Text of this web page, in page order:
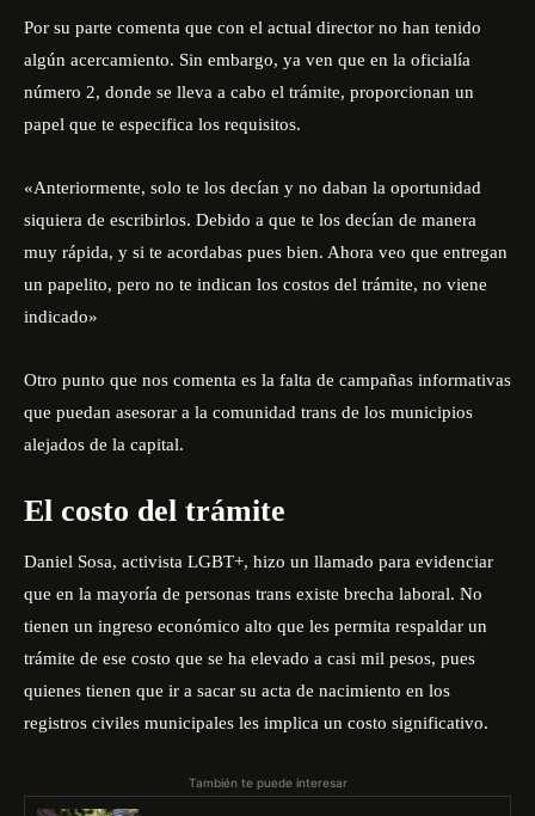
Por su parte comenta que con el actual director no han tenido
algún acercamiento. Sin embargo, ya ven que en la oficialía
número 2, donde se lleva a cabo el trámite, proporcionan un
papel que te especifica los requisitos.
«Anteriormente, solo te los decían y no daban la oportunidad
siquiera de escribirlos. Debido a que te los decían de manera
muy rápida, y si te acordabas pues bien. Ahora veo que entregan
un papelito, pero no te indican los costos del trámite, no viene
indicado»
Otro punto que nos comenta es la falta de campañas informativas
que puedan asesorar a la comunidad trans de los municipios
alejados de la capital.
El costo del trámite
Daniel Sosa, activista LGBT+, hizo un llamado para evidenciar
que en la mayoría de personas trans existe brecha laboral. No
tienen un ingreso económico alto que les permita respaldar un
trámite de ese costo que se ha elevado a casi mil pesos, pues
quienes tienen que ir a sacar su acta de nacimiento en los
registros civiles municipales les implica un costo significativo.
También te puede interesar